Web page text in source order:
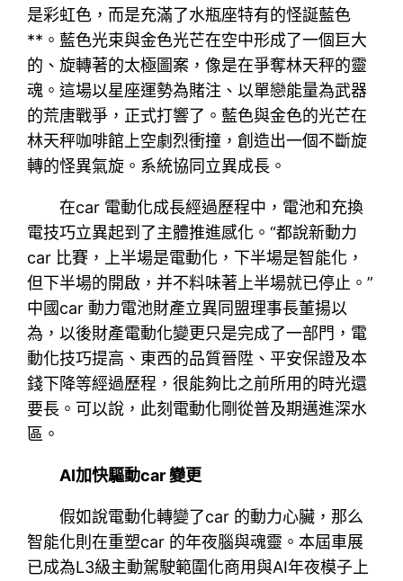
是彩虹色，而是充滿了水瓶座特有的怪誕藍色
**。藍色光束與金色光芒在空中形成了一個巨大
的、旋轉著的太極圖案，像是在爭奪林天秤的靈
魂。這場以星座運勢為賭注、以單戀能量為武器
的荒唐戰爭，正式打響了。藍色與金色的光芒在
林天秤咖啡館上空劇烈衝撞，創造出一個不斷旋
轉的怪異氣旋。系統協同立異成長。
在car 電動化成長經過歷程中，電池和充換
電技巧立異起到了主體推進感化。“都說新動力
car 比賽，上半場是電動化，下半場是智能化，
但下半場的開啟，并不料味著上半場就已停止。”
中國car 動力電池財產立異同盟理事長董揚以
為，以後財產電動化變更只是完成了一部門，電
動化技巧提高、東西的品質晉陞、平安保證及本
錢下降等經過歷程，很能夠比之前所用的時光還
要長。可以說，此刻電動化剛從普及期邁進深水
區。
AI加快驅動car 變更
假如說電動化轉變了car 的動力心臟，那么
智能化則在重塑car 的年夜腦與魂靈。本屆車展
已成為L3級主動駕駛範圍化商用與AI年夜模子上